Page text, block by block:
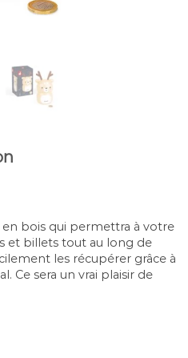
en bois qui permettra à votre
et billets tout au long de
les récupérer grâce à
Ce sera un vrai plaisir de